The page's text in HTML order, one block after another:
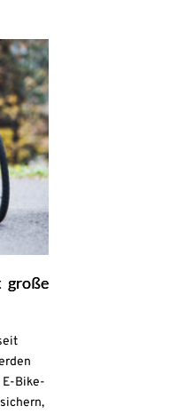
große
E-Bike-